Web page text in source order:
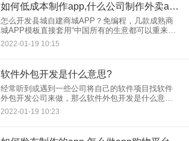
如何低成本制作app,什么公司制作外卖app吗
怎么开发县城自建商城APP？免编程，几款成熟商
城APP模板直接套用“中国所有的生意都可以重来，
因为有了移动互联网”。而且，通过移动互联网，可
以创造一些全新的商业模式，以低成本完成传统线
2022-01-19 10:15
软件外包开发是什么意思?
经常听到或遇到一些公司将自己的软件项目找软件
外包开发公司来做，那么软件外包开发是什么意思
呢？ 一个比较官方的解释就是“软件外包就是企业为
了专注核心竞争力业务和降低
2022-01-19 10:23